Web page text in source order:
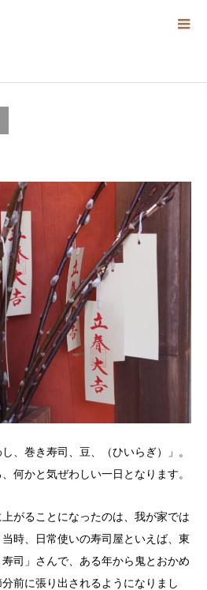
、巻き寿司、豆、（ひいらぎ）」。
何かと気ぜわしい一日となります。
がることになったのは、我が家では
時、日常使いの寿司屋といえば、東
司」さんで、ある年から鬼とおかめ
前に張り出されるようになりまし